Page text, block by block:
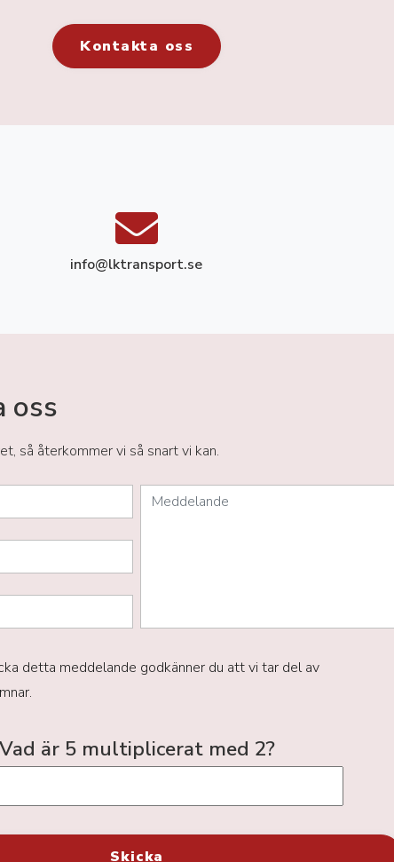
Kontakta oss
info@lktransport.se
oss
så återkommer vi så snart vi kan.
detta meddelande godkänner du att vi tar del av
Vad är 5 multiplicerat med 2?
Skicka